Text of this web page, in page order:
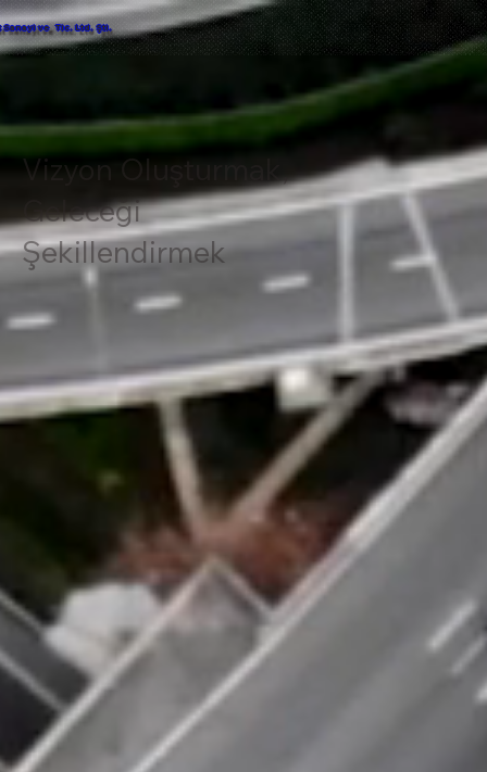
Sanayi ve Tic. Ltd. Şti.
Vizyon Oluşturmak,
Geleceği
Şekillendirmek